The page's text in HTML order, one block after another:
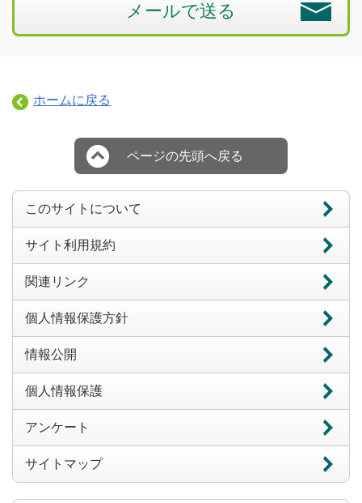
メールで送る
ホームに戻る
ページの先頭へ戻る
このサイトについて
サイト利用規約
関連リンク
個人情報保護方針
情報公開
個人情報保護
アンケート
サイトマップ